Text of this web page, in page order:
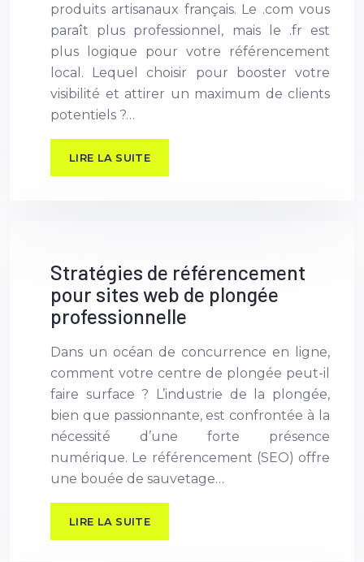
produits artisanaux français. Le .com vous
paraît plus professionnel, mais le .fr est
plus logique pour votre référencement
local. Lequel choisir pour booster votre
visibilité et attirer un maximum de clients
potentiels ?…
LIRE LA SUITE
Stratégies de référencement
pour sites web de plongée
professionnelle
Dans un océan de concurrence en ligne,
comment votre centre de plongée peut-il
faire surface ? L’industrie de la plongée,
bien que passionnante, est confrontée à la
nécessité d’une forte présence
numérique. Le référencement (SEO) offre
une bouée de sauvetage…
LIRE LA SUITE